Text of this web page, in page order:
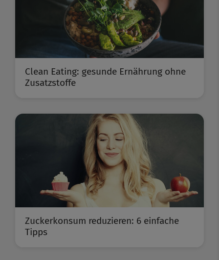
Clean Eating: gesunde Ernährung ohne
Zusatzstoffe
Zuckerkonsum reduzieren: 6 einfache
Tipps